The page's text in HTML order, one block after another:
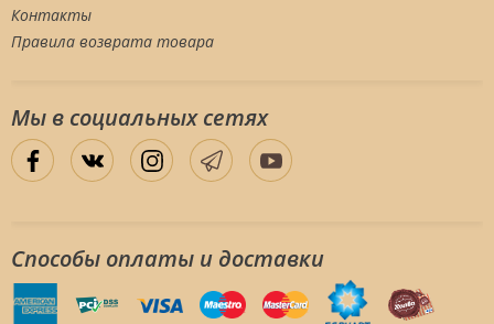
Контакты
Правила возврата товара
Мы в социальных сетяx
Способы оплаты и доставки